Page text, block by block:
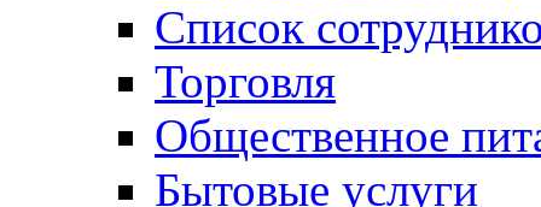
Список
Торговля
Общественное
Бытовые услуги